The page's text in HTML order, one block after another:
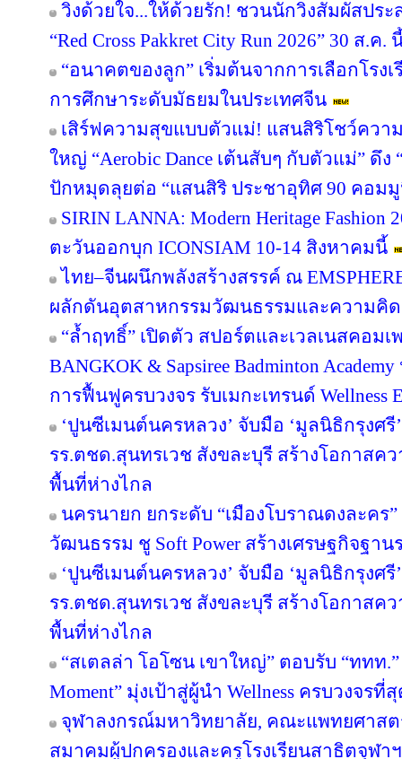
วิ่งด้วยใจ...ให้ด้วยรัก! ชวนนักวิ่งสัมผัสปร
“Red Cross Pakkret City Run 2026” 30 ส.ค.
“อนาคตของลูก” เริ่มต้นจากการเลือกโรง
การศึกษาระดับมัธยมในประเทศจีน
เสิร์ฟความสุขแบบตัวแม่! แสนสิริโชว์ความ
ใหญ่ “Aerobic Dance เต้นสับๆ กับตัวแม่” ดึ
ปักหมุดลุยต่อ “แสนสิริ ประชาอุทิศ 90 คอม
SIRIN LANNA: Modern Heritage
ตะวันออกบุก ICONSIAM 10-14 สิงหาคมนี้
ไทย–จีนผนึกพลังสร้างสรรค์ ณ
ผลักดันอุตสาหกรรมวัฒนธรรมและความคิด
“ล้ำฤทธิ์” เปิดตัว สปอร์ตและเวลเนสคอม
BANGKOK & Sapsiree Badminton
การฟื้นฟูครบวงจร รับเมกะเทรนด์ Wellness
‘ปูนซีเมนต์นครหลวง’ จับมือ ‘มูลนิธิกรุงศรี
รร.ตชด.สุนทรเวช สังขละบุรี สร้างโอกาสค
พื้นที่ห่างไกล
นครนายก ยกระดับ “เมืองโบราณดงละคร
วัฒนธรรม ชู Soft Power สร้างเศรษฐกิจฐา
‘ปูนซีเมนต์นครหลวง’ จับมือ ‘มูลนิธิกรุงศรี
รร.ตชด.สุนทรเวช สังขละบุรี สร้างโอกาสค
พื้นที่ห่างไกล
“สเตลล่า โอโซน เขาใหญ่” ตอบรับ “ททท.”
Moment” มุ่งเป้าสู่ผู้นำ Wellness ครบวงจร
จุฬาลงกรณ์มหาวิทยาลัย, คณะแพทยศาส
สมาคมผู้ปกครองและครูโรงเรียนสาธิตจุฬา